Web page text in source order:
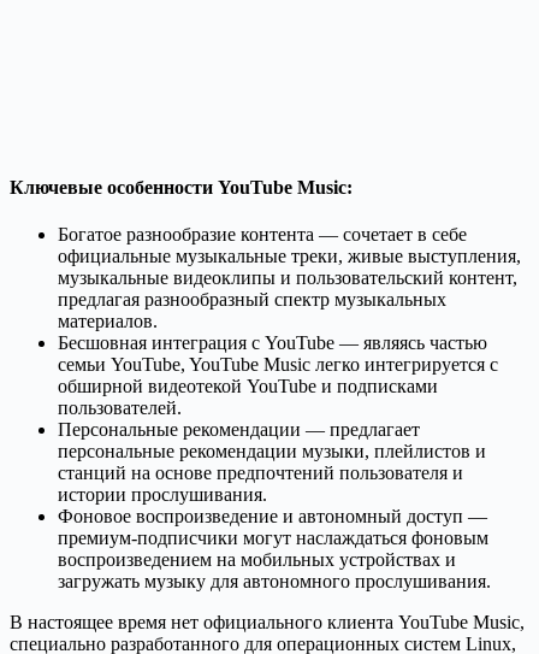
Ключевые особенности YouTube Music:
Богатое разнообразие контента — сочетает в себе
официальные музыкальные треки, живые выступления,
музыкальные видеоклипы и пользовательский контент,
предлагая разнообразный спектр музыкальных
материалов.
Бесшовная интеграция с YouTube — являясь частью
семьи YouTube, YouTube Music легко интегрируется с
обширной видеотекой YouTube и подписками
пользователей.
Персональные рекомендации — предлагает
персональные рекомендации музыки, плейлистов и
станций на основе предпочтений пользователя и
истории прослушивания.
Фоновое воспроизведение и автономный доступ —
премиум-подписчики могут наслаждаться фоновым
воспроизведением на мобильных устройствах и
загружать музыку для автономного прослушивания.
В настоящее время нет официального клиента YouTube Music,
специально разработанного для операционных систем Linux,